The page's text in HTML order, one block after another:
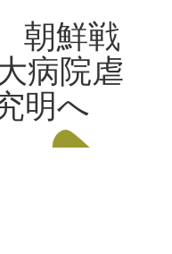
朝鮮戦
病院虐
明へ